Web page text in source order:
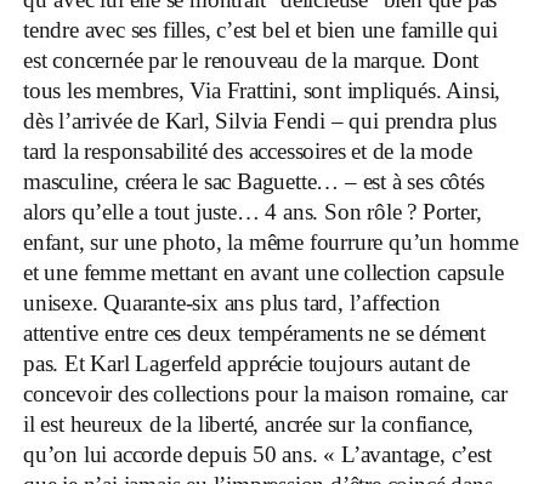
tendre avec ses filles, c’est bel et bien une famille qui
est concernée par le renouveau de la marque. Dont
tous les membres, Via Frattini, sont impliqués. Ainsi,
dès l’arrivée de Karl, Silvia Fendi – qui prendra plus
tard la responsabilité des accessoires et de la mode
masculine, créera le sac Baguette… – est à ses côtés
alors qu’elle a tout juste… 4 ans. Son rôle ? Porter,
enfant, sur une photo, la même fourrure qu’un homme
et une femme mettant en avant une collection capsule
unisexe. Quarante-six ans plus tard, l’affection
attentive entre ces deux tempéraments ne se dément
pas. Et Karl Lagerfeld apprécie toujours autant de
concevoir des collections pour la maison romaine, car
il est heureux de la liberté, ancrée sur la confiance,
qu’on lui accorde depuis 50 ans. « L’avantage, c’est